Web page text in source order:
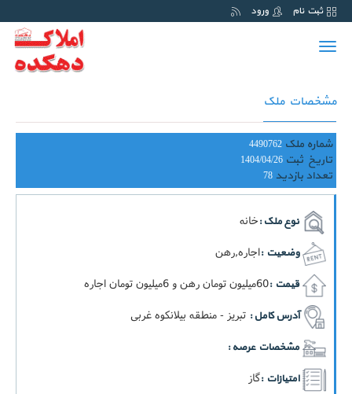
ثبت نام ورود
Toggle
مشخصات ملک
شماره ملک 4490762
تاریخ ثبت 1404/04/26
تعداد بازدید 78
نوع ملک :خانه
وضعیت :اجاره,رهن
قیمت :60ميليون تومان رهن و 6ميليون تومان اجاره
آدرس کامل : تبریز - منطقه بیلانکوه غربی
مشخصات عرصه :
امتیازات :گاز